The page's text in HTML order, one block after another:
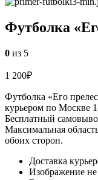
Футболка
0 из 5
1 200₽
Футболка «Его
курьером по Москве
Бесплатный
Максимальная
обоих сторон.
Доставка
Изображение не